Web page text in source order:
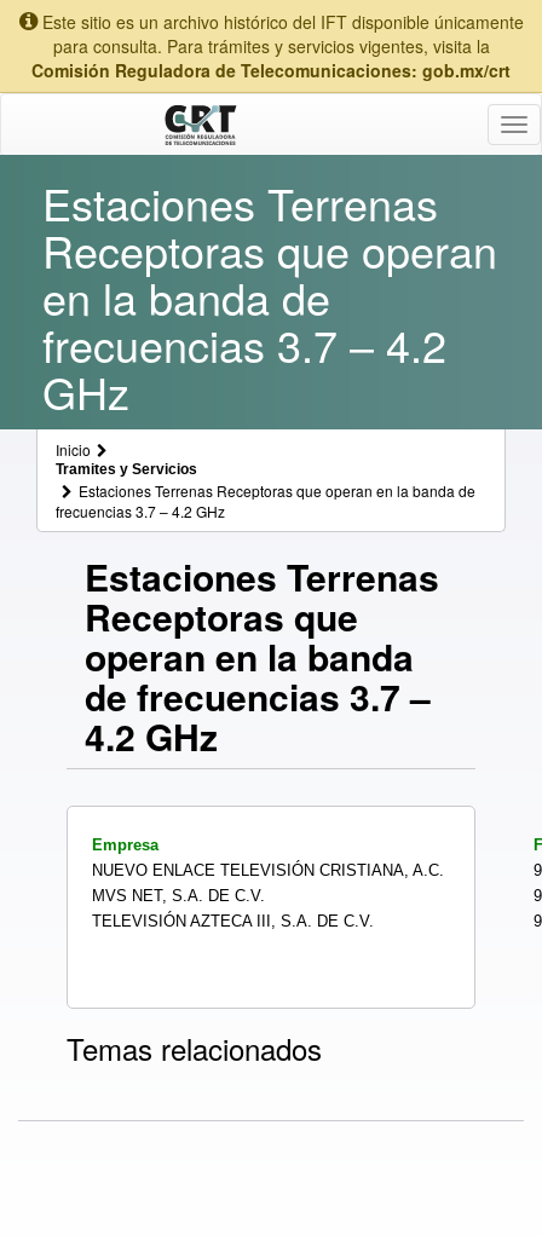
Este sitio es un archivo histórico del IFT disponible únicamente
para consulta. Para trámites y servicios vigentes, visita la
Comisión Reguladora de Telecomunicaciones: gob.mx/crt
Estaciones Terrenas
Receptoras que operan
en la banda de
frecuencias 3.7 – 4.2
GHz
Inicio
Tramites y Servicios
Estaciones Terrenas Receptoras que operan en la banda de
frecuencias 3.7 – 4.2 GHz
Estaciones Terrenas
Receptoras que
operan en la banda
de frecuencias 3.7 –
4.2 GHz
Empresa
NUEVO ENLACE TELEVISIÓN CRISTIANA, A.C.
MVS NET, S.A. DE C.V.
TELEVISIÓN AZTECA III, S.A. DE C.V.
Temas relacionados